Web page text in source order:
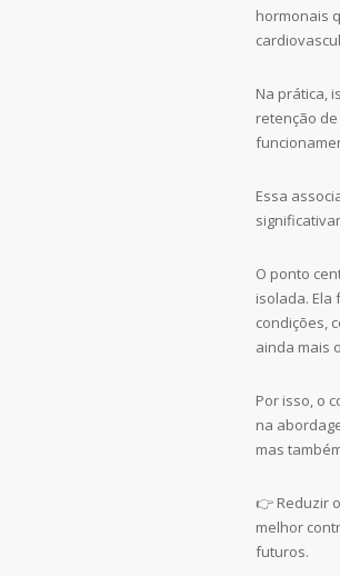
hormonais
Na prática,
retenção
Essa
O ponto
isolada.
condições,
ainda mais
Por isso, o
na
mas
👉 Reduzir
melhor
futuros.